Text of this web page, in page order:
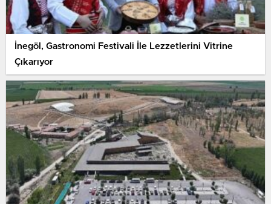
İnegöl, Gastronomi Festivali İle Lezzetlerini Vitrine
Çıkarıyor